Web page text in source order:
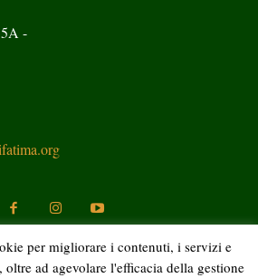
-
Vangelo 2020 Tutti i diritti riservati.
per migliorare i contenuti, i servizi e
ad agevolare l'efficacia della gestione